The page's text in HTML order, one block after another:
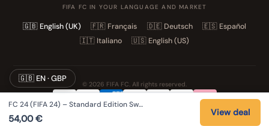
FIFA FC IN YOUR LANGUAGE AND MARKET
🇬🇧 English (UK) 🇫🇷 Français 🇩🇪 Deutsch 🇪🇸 Español
🇮🇹 Italiano 🇺🇸 English (US)
© 2026 FIFA FC. All rights reserved.
PrivacyTerms Cookies
FC 24 (FIFA 24) – Standard Edition Sw…
54,00€
View deal
🇬🇧 EN · GBP